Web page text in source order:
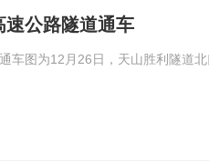
速公路隧道通车
车图为12月26日，天山胜利隧道